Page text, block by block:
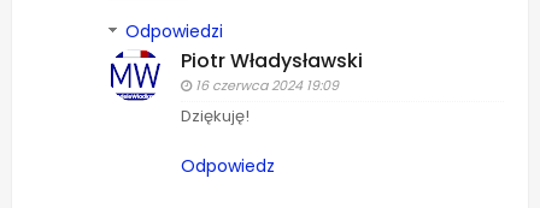
Odpowiedzi
Piotr Władysławski
16 czerwca 2024 19:09
Dziękuję!
Odpowiedz